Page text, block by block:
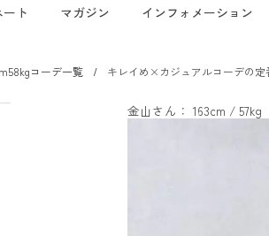
ト マガジン インフォメーション
コーデ一覧 キレイめ×カジュアルコーデの定
金山さん： 163cm / 57kg